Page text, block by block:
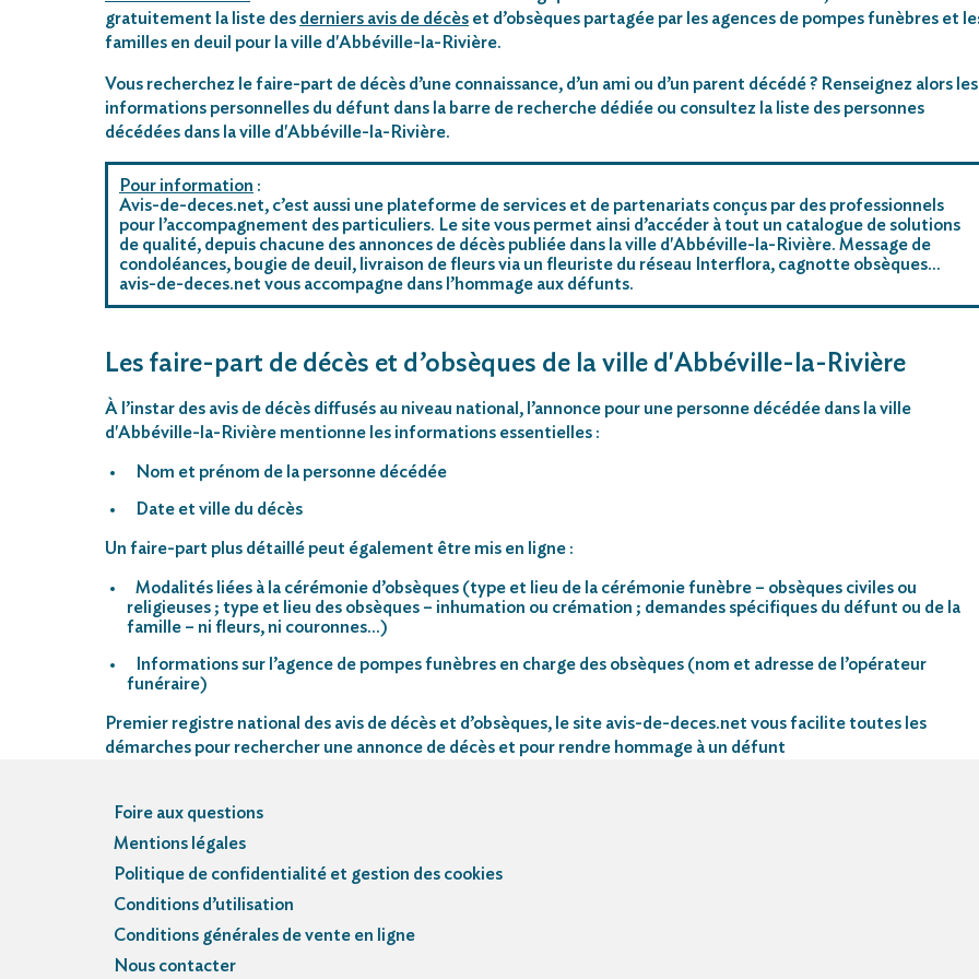
gratuitement la liste des derniers avis de décès et d’obsèques partagée par les agences de pompes funèbres et
familles en deuil pour la ville d'Abbéville-la-Rivière.
Vous recherchez le faire-part de décès d’une connaissance, d’un ami ou d’un parent décédé ? Renseignez alors les
informations personnelles du défunt dans la barre de recherche dédiée ou consultez la liste des personnes
décédées dans la ville d'Abbéville-la-Rivière.
Pour information :
Avis-de-deces.net, c’est aussi une plateforme de services et de partenariats conçus par des professionnels
pour l’accompagnement des particuliers. Le site vous permet ainsi d’accéder à tout un catalogue de solutions
de qualité, depuis chacune des annonces de décès publiée dans la ville d'Abbéville-la-Rivière. Message de
condoléances, bougie de deuil, livraison de fleurs via un fleuriste du réseau Interflora, cagnotte obsèques…
avis-de-deces.net vous accompagne dans l’hommage aux défunts.
Les faire-part de décès et d’obsèques de la ville d'Abbéville-la-Rivière
À l’instar des avis de décès diffusés au niveau national, l’annonce pour une personne décédée dans la ville
d'Abbéville-la-Rivière mentionne les informations essentielles :
Nom et prénom de la personne décédée
Date et ville du décès
Un faire-part plus détaillé peut également être mis en ligne :
Modalités liées à la cérémonie d’obsèques (type et lieu de la cérémonie funèbre – obsèques civiles ou
religieuses ; type et lieu des obsèques – inhumation ou crémation ; demandes spécifiques du défunt ou de la
famille – ni fleurs, ni couronnes…)
Informations sur l’agence de pompes funèbres en charge des obsèques (nom et adresse de l’opérateur
funéraire)
Premier registre national des avis de décès et d’obsèques, le site avis-de-deces.net vous facilite toutes les
démarches pour rechercher une annonce de décès et pour rendre hommage à un défunt
Foire aux questions
Mentions légales
Politique de confidentialité et gestion des cookies
Conditions d’utilisation
Conditions générales de vente en ligne
Nous contacter